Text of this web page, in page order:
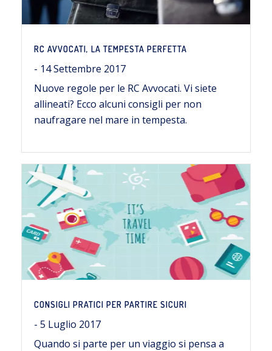
RC AVVOCATI, LA TEMPESTA PERFETTA
- 14 Settembre 2017
Nuove regole per le RC Avvocati. Vi siete
allineati? Ecco alcuni consigli per non
naufragare nel mare in tempesta.
CONSIGLI PRATICI PER PARTIRE SICURI
- 5 Luglio 2017
Quando si parte per un viaggio si pensa a